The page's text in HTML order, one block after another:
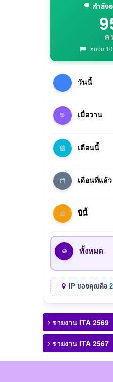
กำลัง
ค
เริ่มนับ
วันนี้
เมื่อวาน
เดือนนี้
เดือนที่แล้ว
ปีนี้
ทั้งหมด
IP ของคุณคือ
รายงาน ITA 2569
รายงาน ITA 2567